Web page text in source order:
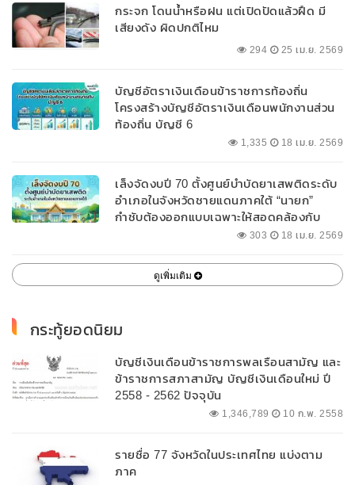
กระจก โดนน้ำหรือฝน แต่เปิดปัดแล้วฝืด มี
เสียงดัง ผิดปกติไหม
294 25 เม.ย. 2569
บัญชีอัตราเงินเดือนข้าราชการท้องถิ่น
โครงสร้างบัญชีอัตราเงินเดือนพนักงานส่วน
ท้องถิ่น บัญชี 6
1,335 18 เม.ย. 2569
เล็งจัดงบปี 70 ตั้งศูนย์บำบัดยาเสพติดระดับ
อำเภอในจังหวัดชายแดนภาคใต้ “นายก”
กำชับต้องออกแบบเฉพาะให้สอดคล้องกับ
303 18 เม.ย. 2569
ดูเพิ่มเติม
กระทู้ยอดนิยม
บัญชีเงินเดือนข้าราชการพลเรือนสามัญ และ
ข้าราชการสภาสามัญ บัญชีเงินเดือนใหม่ ปี
2558 - 2562 ปัจจุบัน
1,346,789 10 ก.พ. 2558
รายชื่อ 77 จังหวัดในประเทศไทย แบ่งตาม
ภาค